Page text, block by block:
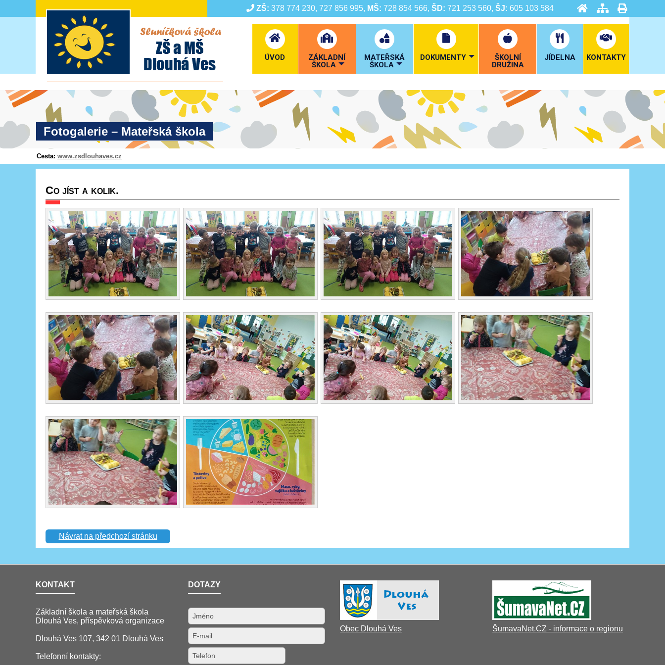
ZŠ: 378 774 230, 727 856 995, MŠ: 728 854 566, ŠD: 721 253 560, ŠJ: 605 103 584
ÚVOD
ZÁKLADNÍ
ŠKOLA
MATEŘSKÁ
ŠKOLA
DOKUMENTY
ŠKOLNÍ
DRUŽINA
JÍDELNA KONTAKTY
Fotogalerie – Mateřská škola
Cesta: www.zsdlouhaves.cz
Co jíst a kolik.
Návrat na předchozí stránku
KONTAKT
Základní škola a mateřská škola
Dlouhá Ves, příspěvková organizace
Dlouhá Ves 107, 342 01 Dlouhá Ves
Telefonní kontakty:
DOTAZY
Obec Dlouhá Ves ŠumavaNet.CZ - informace o regionu